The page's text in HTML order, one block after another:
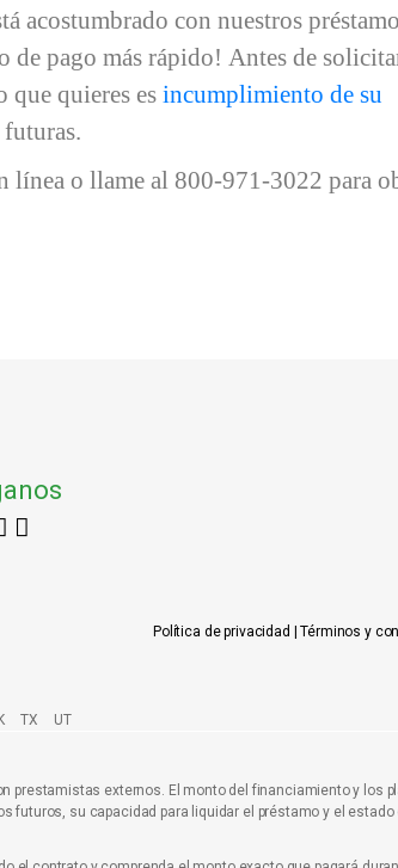
acostumbrado con nuestros
de pago más rápido! Antes de
que quieres esincumplimiento de su
línea o llame al 800-971-3022 para
Política de privacidad |Términos y
TX UT
prestamistas externos. El monto del financiamiento y los
futuros, su capacidad para liquidar el préstamo y el estado